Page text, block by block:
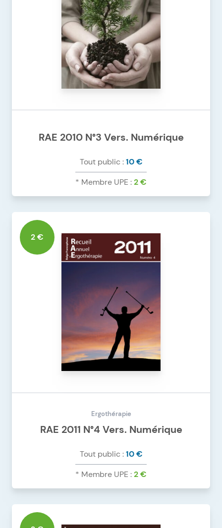
RAE 2010 N°3 Vers. Numérique
Tout public :10 €
* Membre UPE :2 €
2 €
Ergothérapie
RAE 2011 N°4 Vers. Numérique
Tout public :10 €
* Membre UPE :2 €